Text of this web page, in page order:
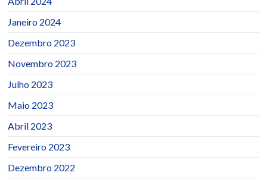
Janeiro 2024
Dezembro 2023
Novembro 2023
Julho 2023
Maio 2023
Abril 2023
Fevereiro 2023
Dezembro 2022